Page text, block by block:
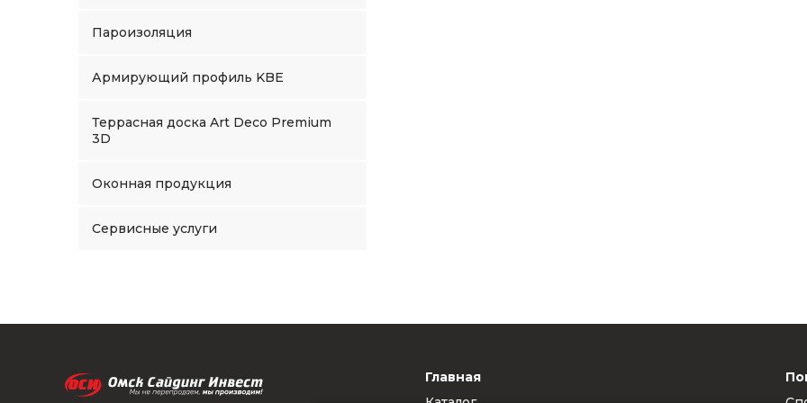
Пароизоляция
Армирующий профиль KBE
Террасная доска Art Deco Premium
3D
Оконная продукция
Сервисные услуги
Главная